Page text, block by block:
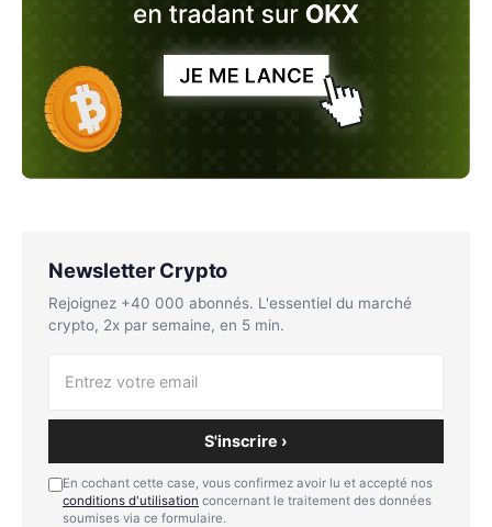
Newsletter Crypto
Rejoignez +40 000 abonnés. L'essentiel du marché
crypto, 2x par semaine, en 5 min.
S'inscrire ›
En cochant cette case, vous confirmez avoir lu et accepté nos
conditions d'utilisation concernant le traitement des données
soumises via ce formulaire.